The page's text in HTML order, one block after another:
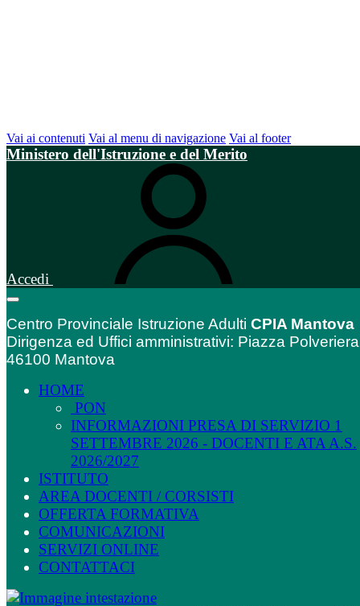
Vai ai contenuti Vai al menu di navigazione Vai al footer
Ministero dell'Istruzione e del Merito
Accedi
Centro Provinciale Istruzione Adulti CPIA Mantova
Dirigenza ed Uffici amministrativi: Piazza
46100 Mantova
HOME
PON
INFORMAZIONI PRESA DI SERVIZIO 1
SETTEMBRE 2026 - DOCENTI E ATA A.S.
2026/2027
ISTITUTO
AREA DOCENTI / CORSISTI
OFFERTA FORMATIVA
COMUNICAZIONI
SERVIZI ONLINE
CONTATTACI